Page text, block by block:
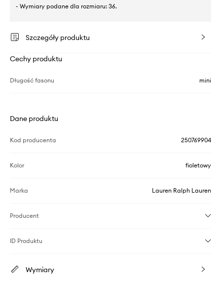
- Wymiary podane dla rozmiaru: 36.
Szczegóły produktu
Cechy produktu
Długość fasonu mini
Dane produktu
Kod producenta 250769904
Kolor fioletowy
Marka Lauren Ralph Lauren
Producent
ID Produktu
Wymiary